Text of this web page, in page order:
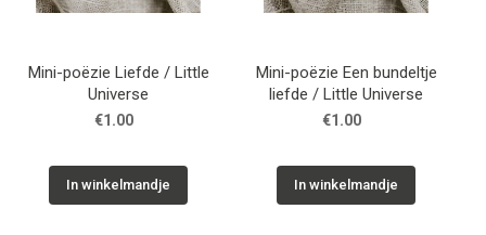
FOOD
KIDS
Mini-poëzie Liefde / Little
Universe
€1.00
In winkelmandje
Mini-poëzie Een bundeltje
liefde / Little Universe
€1.00
In winkelmandje